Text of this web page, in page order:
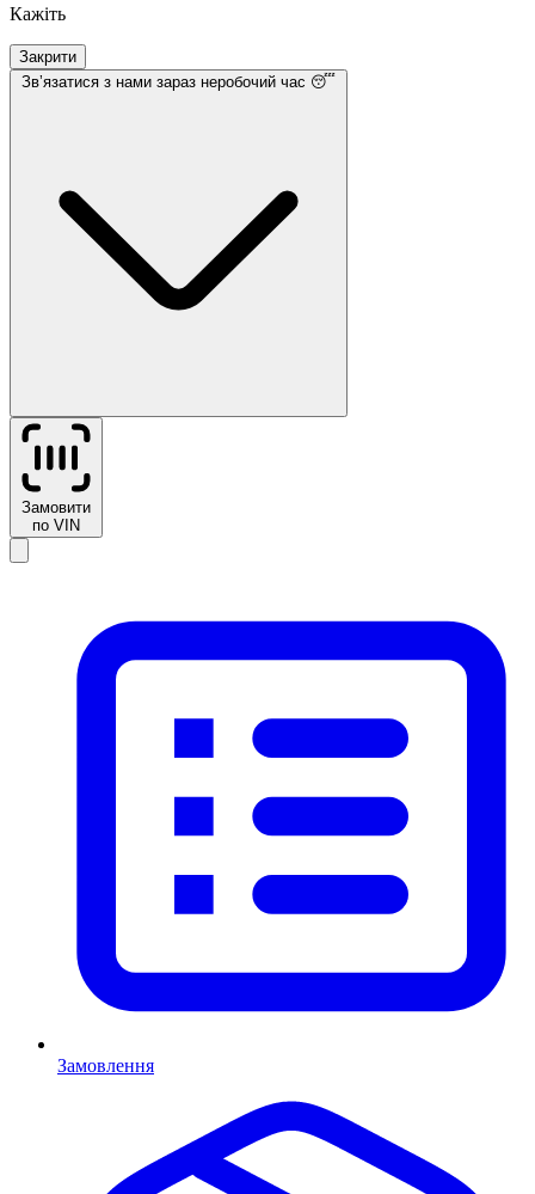
Кажіть
Закрити
Звʼязатися з нами зараз неробочий час 😴
Замовити
по VIN
Замовлення